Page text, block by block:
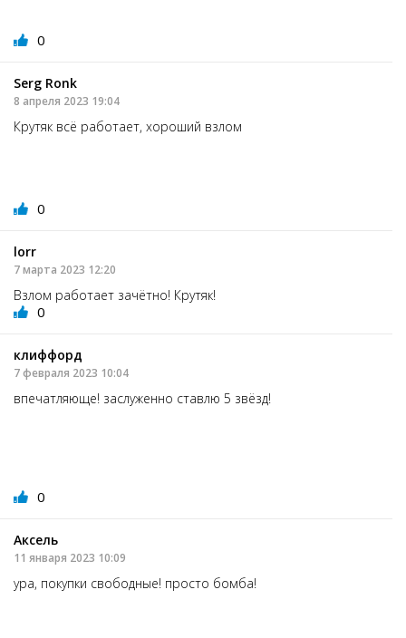
0
Serg Ronk
8 апреля 2023 19:04
Крутяк всё работает, хороший взлом
0
lorr
7 марта 2023 12:20
Взлом работает зачётно! Крутяк!
0
клиффорд
7 февраля 2023 10:04
впечатляюще! заслуженно ставлю 5 звёзд!
0
Аксель
11 января 2023 10:09
ура, покупки свободные! просто бомба!